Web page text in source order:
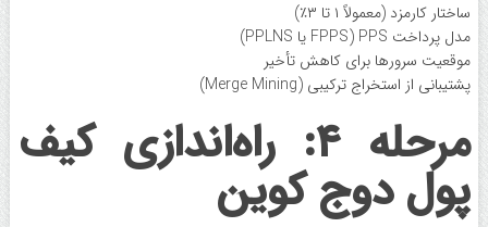
ساختار کارمزد (معمولاً ۱ تا ۳٪)
مدل پرداخت PPS (FPPS یا PPLNS)
موقعیت سرورها برای کاهش تأخیر
پشتیبانی از استخراج ترکیبی (Merge Mining)
مرحله ۴: راه‌اندازی کیف
پول دوج ‌کوین